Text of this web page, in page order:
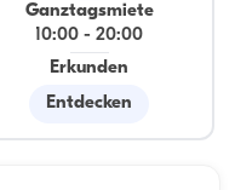
Ganztagsmiete
10:00 -20:00
Erkunden
Entdecken